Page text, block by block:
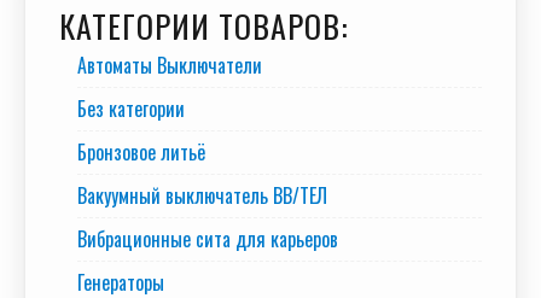
КАТЕГОРИИ ТОВАРОВ:
Автоматы Выключатели
Без категории
Бронзовое литьё
Вакуумный выключатель BB/TEЛ
Вибрационные сита для карьеров
Генераторы